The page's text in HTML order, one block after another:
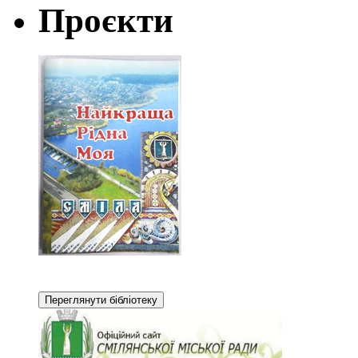
Проєкти